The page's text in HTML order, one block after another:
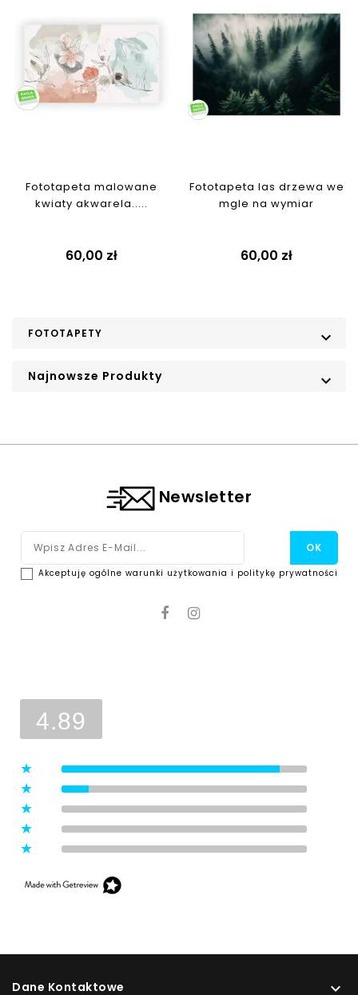
Fototapeta malowane
kwiaty akwarela.....
Cena
60,00 zł
Fototapeta las drzewa we
mgle na wymiar
Cena
60,00 zł
FOTOTAPETY 
Najnowsze Produkty 
Newsletter
Akceptuję ogólne warunki użytkowania i politykę prywatności
4.89
Dane Kontaktowe 